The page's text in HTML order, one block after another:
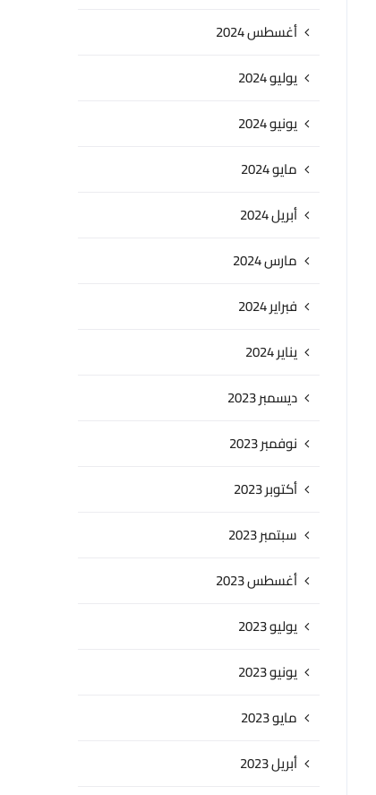
أغسطس 2024
يوليو 2024
يونيو 2024
مايو 2024
أبريل 2024
مارس 2024
فبراير 2024
يناير 2024
ديسمبر 2023
نوفمبر 2023
أكتوبر 2023
سبتمبر 2023
أغسطس 2023
يوليو 2023
يونيو 2023
مايو 2023
أبريل 2023